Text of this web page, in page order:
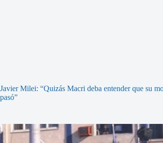
Javier Milei: “Quizás Macri deba entender que su
pasó”